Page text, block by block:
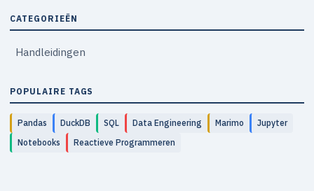
CATEGORIEËN
Handleidingen
POPULAIRE TAGS
Pandas DuckDB SQL Data Engineering Marimo
Jupyter
Notebooks
Reactieve Programmeren